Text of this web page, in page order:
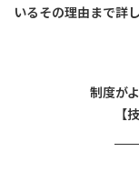
いるその理由まで詳
制度が
【